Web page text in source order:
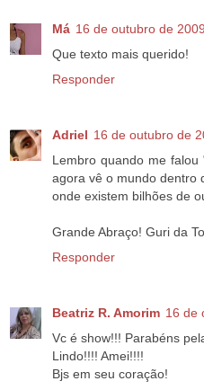
Má 16 de outubro de
Que texto mais querido!
Responder
Adriel 16 de outubro de
Lembro quando me
agora vê o mundo dentro
onde existem bilhões de
Grande Abraço! Guri da
Responder
Beatriz R. Amorim 16 de
Vc é show!!! Parabéns
Lindo!!!! Amei!!!!
Bjs em seu coração!